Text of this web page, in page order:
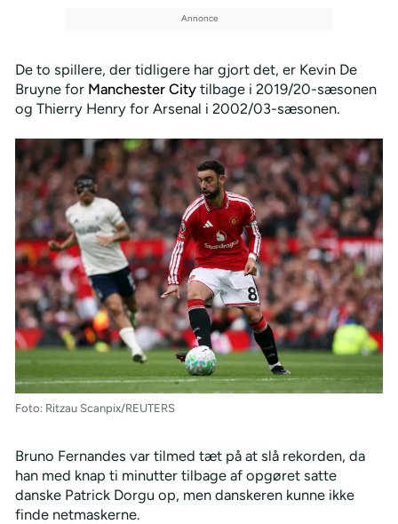
De to spillere, der tidligere har gjort det, er Kevin De
Bruyne for Manchester Citytilbage i 2019/20-sæsonen
og Thierry Henry for Arsenal i 2002/03-sæsonen.
Foto: Ritzau Scanpix/REUTERS
Bruno Fernandes var tilmed tæt på at slå rekorden, da
han med knap ti minutter tilbage af opgøret satte
danske Patrick Dorgu op, men danskeren kunne ikke
finde netmaskerne.